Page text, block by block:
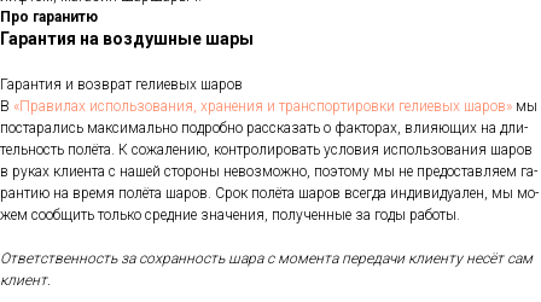
Про гаранитю
Гарантия на воздушные шары
Га­ран­тия и воз­врат ге­ли­евых ша­ров
В «Пра­ви­лах ис­поль­зо­ва­ния, хра­не­ния и тран­спор­ти­ров­ки ге­ли­евых ша­ров» мы
пос­та­рались мак­си­маль­но под­робно рас­ска­зать о фак­то­рах, вли­яющих на дли­
тель­ность по­лёта. К со­жале­нию, кон­тро­лиро­вать ус­ло­вия ис­поль­зо­вания ша­ров
в ру­ках кли­ен­та с на­шей сто­роны не­воз­можно, по­это­му мы не пре­дос­тавля­ем га­
ран­тию на вре­мя по­лёта ша­ров. Срок по­лёта ша­ров всег­да ин­ди­виду­ален, мы мо­
жем со­об­щить толь­ко сред­ние зна­чения, по­лучен­ные за го­ды ра­боты.
От­ветс­твен­ность за сох­ранность ша­ра с мо­мен­та пе­реда­чи кли­ен­ту не­сёт сам
кли­ент.